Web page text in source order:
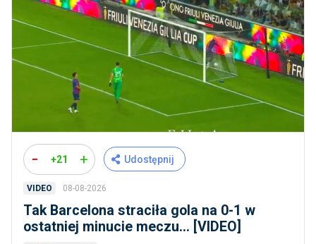
- +21 + Udostępnij
VIDEO 08-08-2026
Tak Barcelona straciła gola na 0-1 w
ostatniej minucie meczu... [VIDEO]